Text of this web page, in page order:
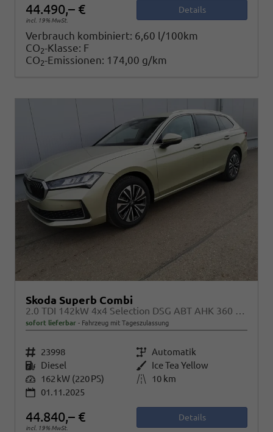
44.490,– €
incl. 19% MwSt.
Details
Verbrauch kombiniert: 6,60 l/100km
CO2-Klasse: F
CO2-Emissionen: 174,00 g/km
Skoda Superb Combi
2.0 TDI 142kW 4x4 Selection DSG ABT AHK 360 Head Up
sofort lieferbar Fahrzeug mit Tageszulassung
Fahrzeugnr. 23998 Getriebe Automatik
Kraftstoff Diesel Außenfarbe Ice Tea Yellow
Leistung 162 kW (220 PS) Kilometerstand
10 km
01.11.2025
44.840,– €
incl. 19% MwSt.
Details